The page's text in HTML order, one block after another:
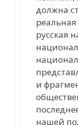
должна
русская
и
нашей